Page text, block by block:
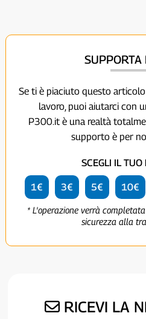
Se ti è piaciuto questo
lavoro, puoi aiutarci con
P300.it è una realtà
supporto è per
SCEGLI IL TUO
1€ 3€ 5€ 10€
* L'operazione verrà
sicurezza alla
RICEVI LA